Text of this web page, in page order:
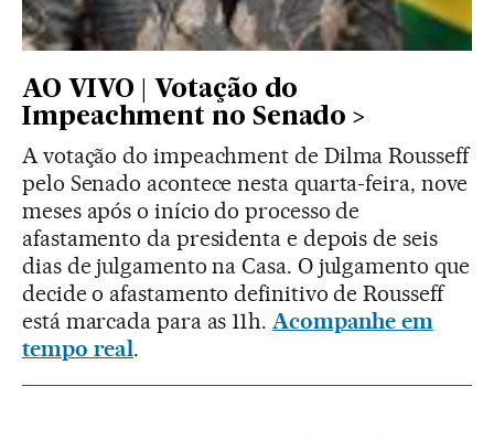
AO VIVO | Votação do
Impeachment no Senado
A votação do impeachment de Dilma Rousseff
pelo Senado acontece nesta quarta-feira, nove
meses após o início do processo de
afastamento da presidenta e depois de seis
dias de julgamento na Casa. O julgamento que
decide o afastamento definitivo de Rousseff
está marcada para as 11h. Acompanhe em
tempo real.